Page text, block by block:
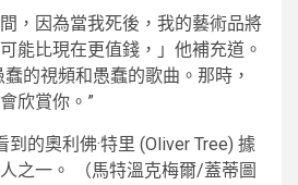
，因為當我死後，我的藝術品將
能比現在更值錢，」他補充道。
的視頻和愚蠢的歌曲。那時，
欣賞你。”
的奧利佛·特里 (Oliver Tree) 據
之一。
（馬特溫克梅爾/蓋蒂圖